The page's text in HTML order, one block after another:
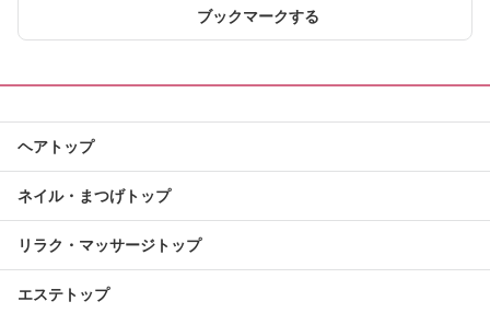
ブックマークする
ヘアトップ
ネイル・まつげトップ
リラク・マッサージトップ
エステトップ